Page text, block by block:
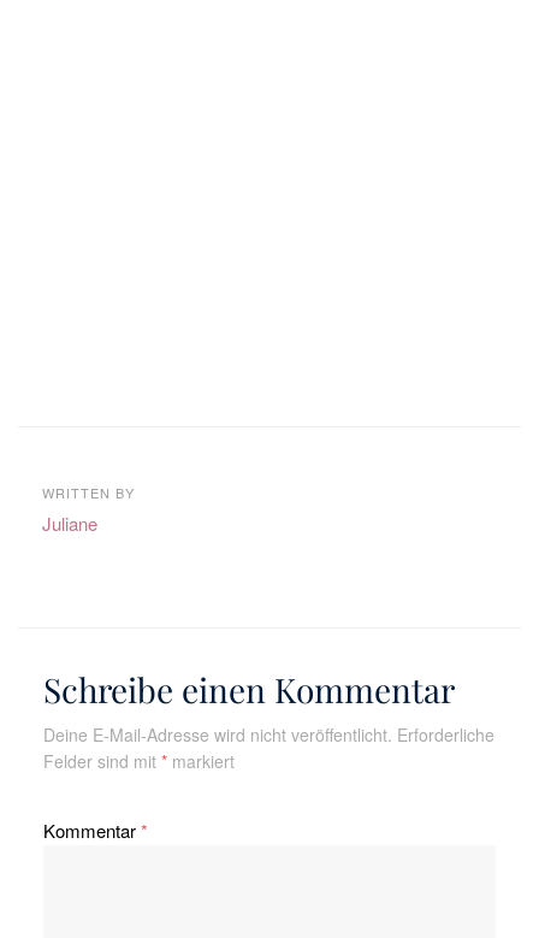
WRITTEN BY
Juliane
Schreibe einen Kommentar
Deine E-Mail-Adresse wird nicht veröffentlicht. Erforderliche
Felder sind mit *markiert
Kommentar*